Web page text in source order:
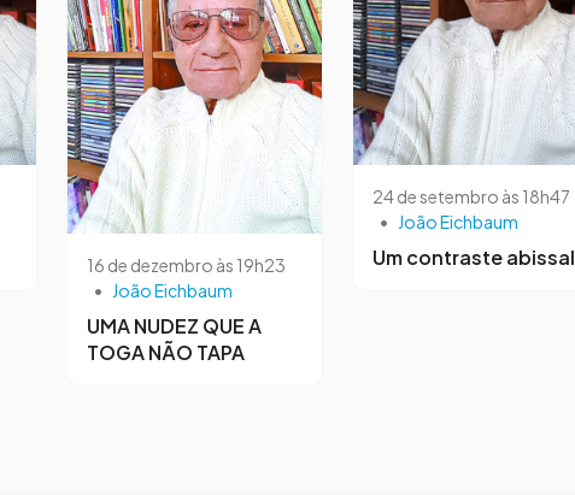
16 de dezembro às 19h23
• João Eichbaum
UMA NUDEZ QUE A
TOGA NÃO TAPA
24 de setembro às 18h47
• João Eichbaum
Um contraste abissal